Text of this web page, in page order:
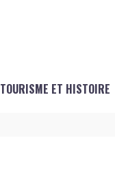
TOURISME ET HISTOIRE